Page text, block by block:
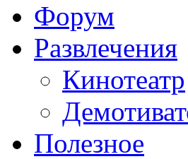
Форум
Развлечения
Кинотеатр
Полезное